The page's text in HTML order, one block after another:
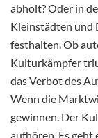
abholt? Oder in
Kleinstädten und
festhalten. Ob
Kulturkämpfer
das Verbot des
Wenn die
gewinnen. Der
aufhören. Es geht